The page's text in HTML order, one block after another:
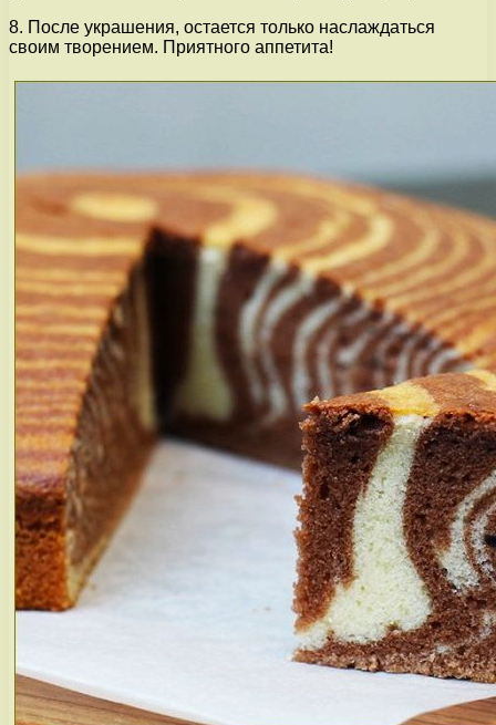
8. После украшения, остается только наслаждаться
своим творением. Приятного аппетита!